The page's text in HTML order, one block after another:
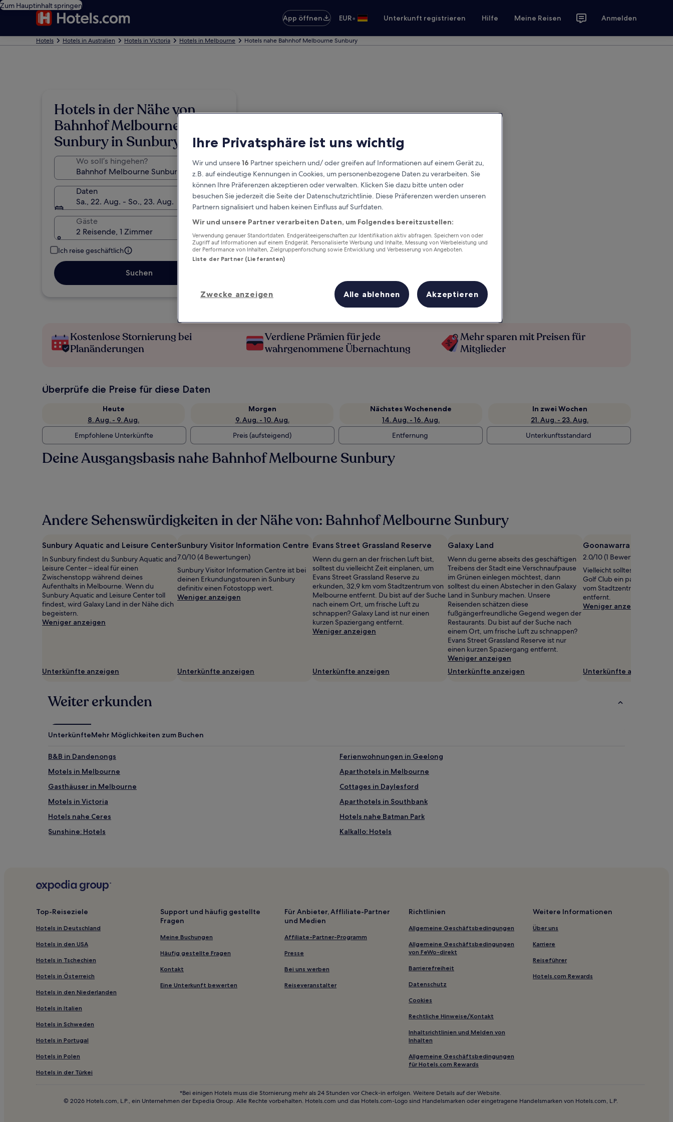
Zum Hauptinhalt springen
App öffnen
EUR• Unterkunft registrieren Hilfe Meine Reisen Anmelden
Hotels Hotels in Australien Hotels in Victoria Hotels in Melbourne Hotels nahe Bahnhof Melbourne Sunbury
Hotels in der Nähe von
Bahnhof Melbourne
Sunbury in Sunbury
Wo soll’s hingehen?
Daten
Sa., 22. Aug. - So., 23. Aug.
Gäste
2 Reisende, 1 Zimmer
Ich reise geschäftlich
Suchen
Kostenlose Stornierung bei
Planänderungen
Verdiene Prämien für jede
wahrgenommene Übernachtung
Mehr sparen mit Preisen für
Mitglieder
Überprüfe die Preise für diese Daten
Heute
8. Aug. - 9. Aug.
Morgen
9. Aug. - 10. Aug.
Nächstes Wochenende
14. Aug. - 16. Aug.
In zwei Wochen
21. Aug. - 23. Aug.
Empfohlene Unterkünfte
Preis (aufsteigend) Entfernung Unterkunftsstandard
Deine Ausgangsbasis nahe Bahnhof Melbourne Sunbury
Andere Sehenswürdigkeiten in der Nähe von: Bahnhof Melbourne Sunbury
Sunbury Aquatic and Leisure Center
In Sunbury findest du Sunbury Aquatic and
Leisure Center – ideal für einen
Zwischenstopp während deines
Aufenthalts in Melbourne. Wenn du
Sunbury Aquatic and Leisure Center toll
findest, wird Galaxy Land in der Nähe dich
begeistern.
Weniger anzeigen
Unterkünfte anzeigen
Sunbury Visitor Information Centre
7.0/10 (4 Bewertungen)
Sunbury Visitor Information Centre ist bei
deinen Erkundungstouren in Sunbury
definitiv einen Fotostopp wert.
Weniger anzeigen
Unterkünfte anzeigen
Evans Street Grassland Reserve
Wenn du gern an der frischen Luft bist,
solltest du vielleicht Zeit einplanen, um
Evans Street Grassland Reserve zu
erkunden, 32,9 km vom Stadtzentrum von
Melbourne entfernt. Du bist auf der Suche
nach einem Ort, um frische Luft zu
schnappen? Galaxy Land ist nur einen
kurzen Spaziergang entfernt.
Weniger anzeigen
Unterkünfte anzeigen
Galaxy Land
Wenn du gerne abseits des geschäftigen
Treibens der Stadt eine Verschnaufpause
im Grünen einlegen möchtest, dann
solltest du einen Abstecher in den Galaxy
Land in Sunbury machen. Unsere
Reisenden schätzen diese
fußgängerfreundliche Gegend wegen der
Restaurants. Du bist auf der Suche nach
einem Ort, um frische Luft zu schnappen?
Evans Street Grassland Reserve ist nur
einen kurzen Spaziergang entfernt.
Weniger anzeigen
Unterkünfte anzeigen
Goonawarra Golf Club
2.0/10 (1 Bewertung)
Vielleicht solltest du auf
Golf Club ein paar Runden
vom Stadtzentrum von
entfernt.
Weniger anzeigen
Unterkünfte anzeigen
Weiter erkunden
UnterkünfteMehr Möglichkeiten zum Buchen
B&B in Dandenongs
Ferienwohnungen in Geelong
Motels in Melbourne
Aparthotels in Melbourne
Gasthäuser in Melbourne
Cottages in Daylesford
Motels in Victoria
Aparthotels in Southbank
Hotels nahe Ceres
Hotels nahe Batman Park
Sunshine: Hotels
Kalkallo: Hotels
Tullamarine: Hotels
Gladstone Park: Hotels
Roxburgh Park: Hotels
Long Forest: Hotels
Victoria: Hotels
Taylors Lakes: Hotels
Chintin Hotels
Hotels nahe Station Pascoe Vale
3-Sterne-Hotels in North Melbourne
3-Sterne-Hotels in Golden Square
4-Sterne-Hotels in Sorrento
4-Sterne-Hotels in Box Hill
3-Sterne-Hotels in Box Hill
4-Sterne-Hotels in Richmond
3-Sterne-Hotels in Footscray
Top-Reiseziele
Hotels in Deutschland
Hotels in den USA
Hotels in Tschechien
Hotels in Österreich
Hotels in den Niederlanden
Hotels in Italien
Hotels in Schweden
Hotels in Portugal
Hotels in Polen
Hotels in der Türkei
Support und häufig gestellte
Fragen
Meine Buchungen
Häufig gestellte Fragen
Kontakt
Eine Unterkunft bewerten
Für Anbieter, Affliliate-Partner
und Medien
Affiliate-Partner-Programm
Presse
Bei uns werben
Reiseveranstalter
Richtlinien
Allgemeine Geschäftsbedingungen
Allgemeine Geschäftsbedingungen
von FeWo-direkt
Barrierefreiheit
Datenschutz
Cookies
Rechtliche Hinweise/Kontakt
Inhaltsrichtlinien und Melden von
Inhalten
Allgemeine Geschäftsbedingungen
für Hotels.com Rewards
Weitere Informationen
Über uns
Karriere
Reiseführer
Hotels.com Rewards
*Bei einigen Hotels muss die Stornierung mehr als 24 Stunden vor Check-in erfolgen. Weitere Details auf der Website.
© 2026 Hotels.com, L.P., ein Unternehmen der Expedia Group. Alle Rechte vorbehalten. Hotels.com und das Hotels.com-Logo sind Handelsmarken oder eingetragene Handelsmarken von Hotels.com, L.P.
Ihre Privatsphäre ist uns wichtig
Wir und unsere16 Partner speichern und/ oder greifen auf Informationen auf einem Gerät zu,
z.B. auf eindeutige Kennungen in Cookies, um personenbezogene Daten zu verarbeiten. Sie
können Ihre Präferenzen akzeptieren oder verwalten. Klicken Sie dazu bitte unten oder
besuchen Sie jederzeit die Seite der Datenschutzrichtlinie. Diese Präferenzen werden unseren
Partnern signalisiert und haben keinen Einfluss auf Surfdaten.
Wir und unsere Partner verarbeiten Daten, um Folgendes bereitzustellen:
Verwendung genauer Standortdaten. Endgeräteeigenschaften zur Identifikation aktiv abfragen. Speichern von oder
Zugriff auf Informationen auf einem Endgerät. Personalisierte Werbung und Inhalte, Messung von Werbeleistung und
der Performance von Inhalten, Zielgruppenforschung sowie Entwicklung und Verbesserung von Angeboten.
Liste der Partner (Lieferanten)
Zwecke anzeigen Alle ablehnen Akzeptieren